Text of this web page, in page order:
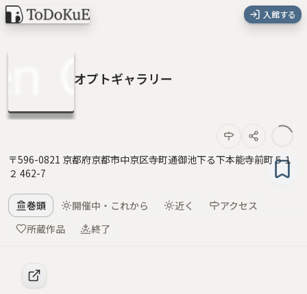
入館する
オプトギャラリー
〒596-0821 京都府京都市中京区寺町通御池下る下本能寺前町５１
２ 462-7
巻頭 開催中・これから 近く
アクセス
所蔵作品
終了